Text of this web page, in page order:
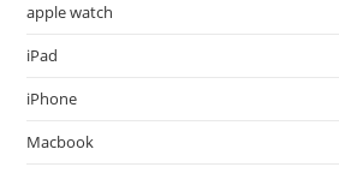
apple watch
iPad
iPhone
Macbook